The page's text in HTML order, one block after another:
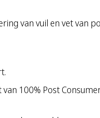
van vuil en vet van
100% Post